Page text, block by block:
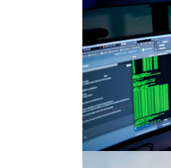
samfunnets
Les mer